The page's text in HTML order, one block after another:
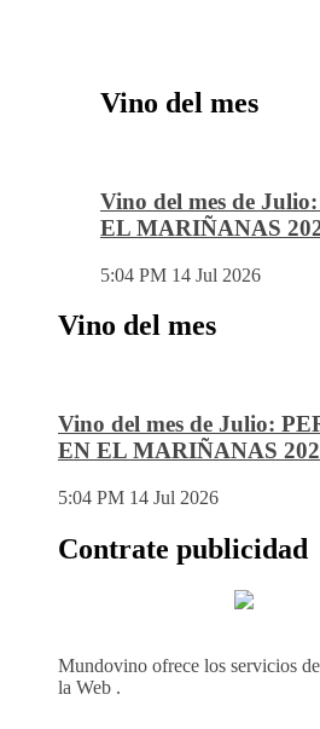
Vino del mes
Vino del mes de
EL MARIÑANAS
5:04 PM 14 Jul 2026
Vino del mes
Vino del mes de Julio:
EN EL MARIÑANAS
5:04 PM 14 Jul 2026
Contrate publicidad
Mundovino ofrece los servicios
la Web .